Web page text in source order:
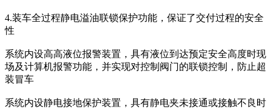
4.装车全过程静电溢油联锁保护功能，保证了交付过程的安全
性
系统内设高高液位报警装置，具有液位到达预定安全高度时现
场及计算机报警功能，并实现对控制阀门的联锁控制，防止超
装冒车
系统内设静电接地保护装置，具有静电夹未接通或接触不良时